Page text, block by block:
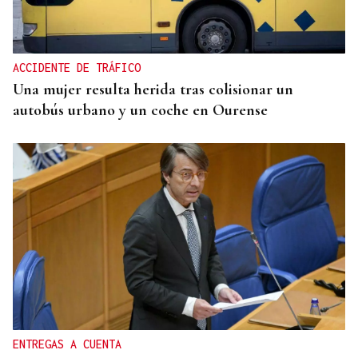
El Instituto de Medicina Legal de Ceuta recibe los
cuerpos de los 80 migrantes fallecidos
ACCIDENTE DE TRÁFICO
Una mujer resulta herida tras colisionar un
autobús urbano y un coche en Ourense
ENTREGAS A CUENTA